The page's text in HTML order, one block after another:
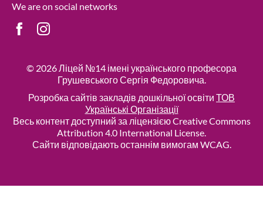
We are on social networks
© 2026Ліцей №14 імені українського професора
Грушевського Сергія Федоровича.
Розробка сайтів закладів дошкільної освіти ТОВ
Українські Організації
Весь контент доступний за ліцензією Creative Commons
Attribution 4.0 International License.
Сайти відповідають останнім вимогам WCAG.